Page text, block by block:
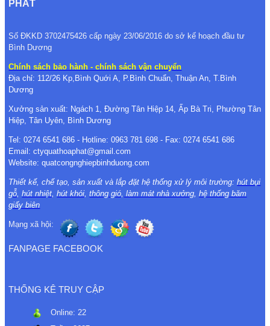
PHÁT
Số ĐKKD 3702475426 cấp ngày 23/06/2016 do sở kế hoạch đầu tư
Bình Dương
Chính sách bảo hành - chính sách vận chuyển
Địa chỉ: 112/26 Kp,Bình Quới A, P.Bình Chuẩn, Thuận An, T.Bình
Dương
Xưởng sản xuất: Ngách 1, Đường Tân Hiệp 14, Ấp Bà Tri, Phường Tân
Hiệp, Tân Uyên, Bình Dương
Tel: 0274 6541 686 - Hotline: 0963 781 698 - Fax: 0274 6541 686
Email: ctyquathoaphat@gmail.com
Website: quatcongnghiepbinhduong.com
Thiết kế, chế tạo, sản xuất và lắp đặt hệ thống xử lý môi trường:hút bụi
gỗ ,hút nhiệt ,hút khói ,thông gió làm mát nhà xưởng ,hệ thống băm
giấy biên
Mạng xã hội:
FANPAGE FACEBOOK
THỐNG KÊ TRUY CẬP
Online: 22